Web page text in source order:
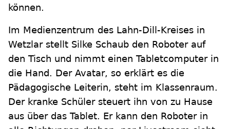
können.
Im Medienzentrum des Lahn-Dill-Kreises in
Wetzlar stellt Silke Schaub den Roboter auf
den Tisch und nimmt einen Tabletcomputer in
die Hand. Der Avatar, so erklärt es die
Pädagogische Leiterin, steht im Klassenraum.
Der kranke Schüler steuert ihn von zu Hause
aus über das Tablet. Er kann den Roboter in